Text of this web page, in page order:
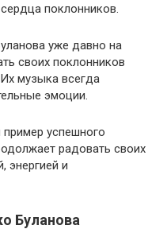
поклонников.
уже давно на
своих поклонников
музыка всегда
эмоции.
успешного
радовать своих
энергией и
Буланова